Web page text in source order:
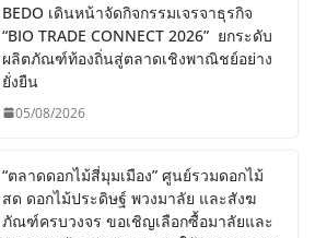
BEDO เดินหน้าจัดกิจกรรมเจรจาธุรกิจ
“BIO TRADE CONNECT 2026” ยกระดับ
ผลิตภัณฑ์ท้องถิ่นสู่ตลาดเชิงพาณิชย์อย่าง
ยั่งยืน
05/08/2026
“ตลาดดอกไม้สี่มุมเมือง” ศูนย์รวมดอกไม้
สด ดอกไม้ประดิษฐ์ พวงมาลัย และสังฆ
ภัณฑ์ครบวงจร ขอเชิญเลือกซื้อมาลัยและ